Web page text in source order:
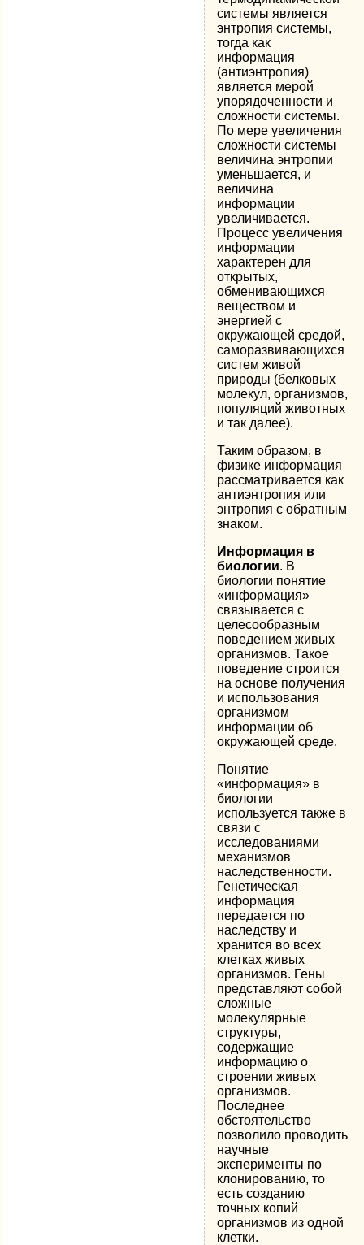
системы является
энтропия системы,
тогда как
информация
(антиэнтропия)
является мерой
упорядоченности и
сложности системы.
По мере увеличения
сложности системы
величина энтропии
уменьшается, и
величина
информации
увеличивается.
Процесс увеличения
информации
характерен для
открытых,
обменивающихся
веществом и
энергией с
окружающей средой,
саморазвивающихся
систем живой
природы (белковых
молекул, организмов,
популяций животных
и так далее).
Таким образом, в
физике информация
рассматривается как
антиэнтропия или
энтропия с обратным
знаком.
Информация в
биологии. В
биологии понятие
«информация»
связывается с
целесообразным
поведением живых
организмов. Такое
поведение строится
на основе получения
и использования
организмом
информации об
окружающей среде.
Понятие
«информация» в
биологии
используется также в
связи с
исследованиями
механизмов
наследственности.
Генетическая
информация
передается по
наследству и
хранится во всех
клетках живых
организмов. Гены
представляют собой
сложные
молекулярные
структуры,
содержащие
информацию о
строении живых
организмов.
Последнее
обстоятельство
позволило проводить
научные
эксперименты по
клонированию, то
есть созданию
точных копий
организмов из одной
клетки.